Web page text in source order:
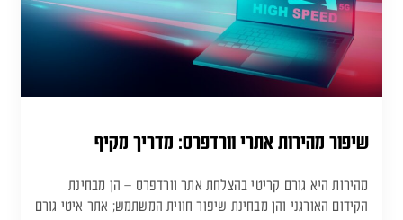
שיפור מהירות אתרי וורדפרס: מדריך מקיף
מהירות היא גורם קריטי בהצלחת אתר וורדפרס – הן מבחינת
הקידום האורגני והן מבחינת שיפור חווית המשתמש; אתר איטי גורם